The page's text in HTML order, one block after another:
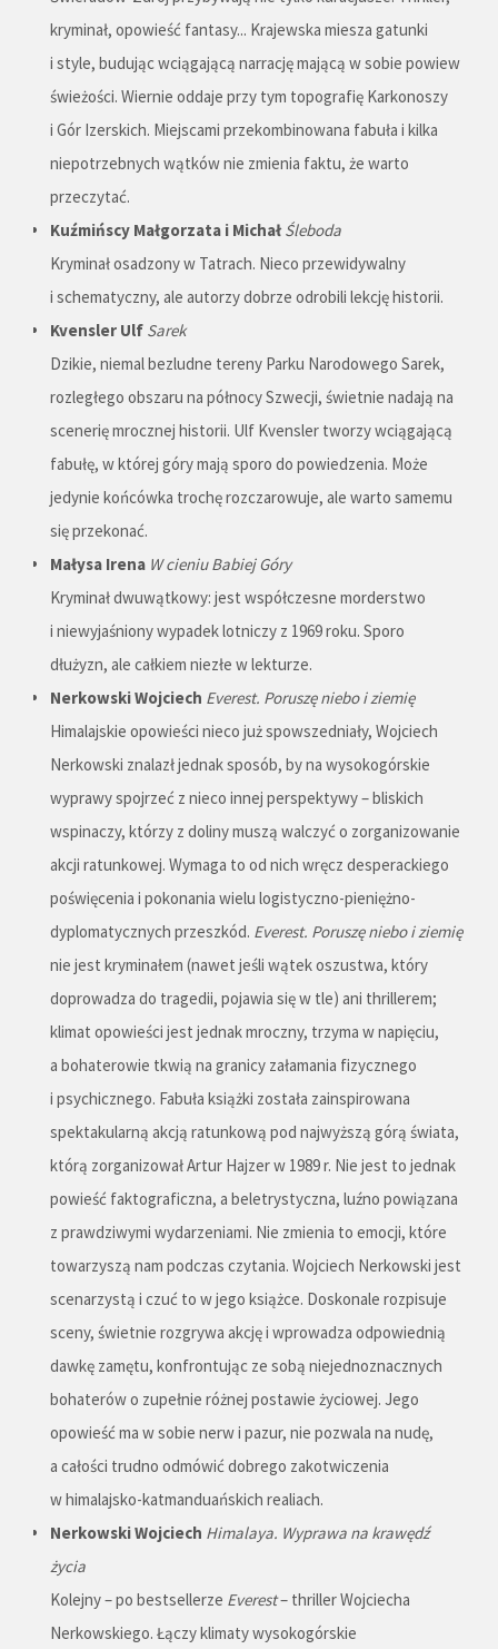
kryminał, opowieść fantasy... Krajewska miesza gatunki
i style, budując wciągającą narrację mającą w sobie powiew
świeżości. Wiernie oddaje przy tym topografię Karkonoszy
i Gór Izerskich. Miejscami przekombinowana fabuła i kilka
niepotrzebnych wątków nie zmienia faktu, że warto
przeczytać.
Kuźmińscy Małgorzata i Michał Śleboda
Kryminał osadzony w Tatrach. Nieco przewidywalny
i schematyczny, ale autorzy dobrze odrobili lekcję historii.
Kvensler Ulf Sarek
Dzikie, niemal bezludne tereny Parku Narodowego Sarek,
rozległego obszaru na północy Szwecji, świetnie nadają na
scenerię mrocznej historii. Ulf Kvensler tworzy wciągającą
fabułę, w której góry mają sporo do powiedzenia. Może
jedynie końcówka trochę rozczarowuje, ale warto samemu
się przekonać.
Małysa Irena W cieniu Babiej Góry
Kryminał dwuwątkowy: jest współczesne morderstwo
i niewyjaśniony wypadek lotniczy z 1969 roku. Sporo
dłużyzn, ale całkiem niezłe w lekturze.
Nerkowski Wojciech Everest. Poruszę niebo i ziemię
Himalajskie opowieści nieco już spowszedniały, Wojciech
Nerkowski znalazł jednak sposób, by na wysokogórskie
wyprawy spojrzeć z nieco innej perspektywy – bliskich
wspinaczy, którzy z doliny muszą walczyć o zorganizowanie
akcji ratunkowej. Wymaga to od nich wręcz desperackiego
poświęcenia i pokonania wielu logistyczno-pieniężno-
dyplomatycznych przeszkód. Everest. Poruszę niebo i ziemię
nie jest kryminałem (nawet jeśli wątek oszustwa, który
doprowadza do tragedii, pojawia się w tle) ani thrillerem;
klimat opowieści jest jednak mroczny, trzyma w napięciu,
a bohaterowie tkwią na granicy załamania fizycznego
i psychicznego. Fabuła książki została zainspirowana
spektakularną akcją ratunkową pod najwyższą górą świata,
którą zorganizował Artur Hajzer w 1989 r. Nie jest to jednak
powieść faktograficzna, a beletrystyczna, luźno powiązana
z prawdziwymi wydarzeniami. Nie zmienia to emocji, które
towarzyszą nam podczas czytania. Wojciech Nerkowski jest
scenarzystą i czuć to w jego książce. Doskonale rozpisuje
sceny, świetnie rozgrywa akcję i wprowadza odpowiednią
dawkę zamętu, konfrontując ze sobą niejednoznacznych
bohaterów o zupełnie różnej postawie życiowej. Jego
opowieść ma w sobie nerw i pazur, nie pozwala na nudę,
a całości trudno odmówić dobrego zakotwiczenia
w himalajsko-katmanduańskich realiach.
Nerkowski Wojciech Himalaya. Wyprawa na krawędź
życia
Kolejny – po bestsellerze Everest– thriller Wojciecha
Nerkowskiego. Łączy klimaty wysokogórskie